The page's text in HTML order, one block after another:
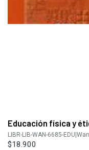
Educación física y
LIBR-LIB-WAN-6685-EDU
$18.900